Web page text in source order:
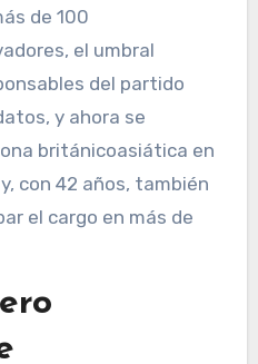
de 100
el umbral
del partido
y ahora se
británicoasiática en
con 42 años, también
el cargo en más de